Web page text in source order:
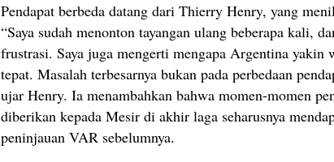
Pendapat berbeda datang dari Thierry Henry, yang
“Saya sudah menonton tayangan ulang beberapa kali,
frustrasi. Saya juga mengerti mengapa Argentina yakin
tepat. Masalah terbesarnya bukan pada perbedaan
ujar Henry. Ia menambahkan bahwa momen-momen
diberikan kepada Mesir di akhir laga seharusnya
peninjauan VAR sebelumnya.